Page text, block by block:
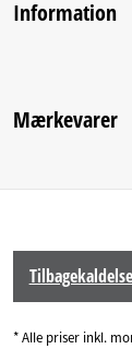
Information
Mærkevarer
* Alle priser inkl.